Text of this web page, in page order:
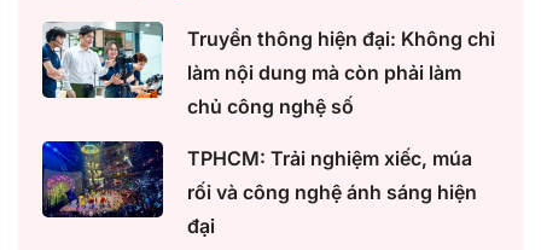
Truyền thông hiện đại: Không chỉ
làm nội dung mà còn phải làm
chủ công nghệ số
TPHCM: Trải nghiệm xiếc, múa
rối và công nghệ ánh sáng hiện
đại